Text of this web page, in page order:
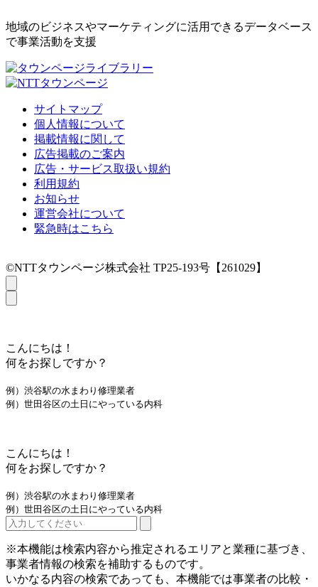
地域のビジネスやマーケティングに活用できるデータベース
で事業活動を支援
サイトマップ
個人情報について
掲載情報に関して
広告掲載のご案内
広告・サービス取扱い規約
利用規約
お知らせ
運営会社について
緊急時はこちら
©NTTタウンページ株式会社 TP25-193号【261029】
こんにちは！
何をお探しですか？
例）渋谷駅の水まわり修理業者
例）世田谷区の土日にやっている内科
こんにちは！
何をお探しですか？
例）渋谷駅の水まわり修理業者
例）世田谷区の土日にやっている内科
※本機能は検索内容から推定されるエリアと業種に基づき、
事業者情報の検索を補助するものです。
いかなる内容の検索であっても、本機能では事業者の比較・